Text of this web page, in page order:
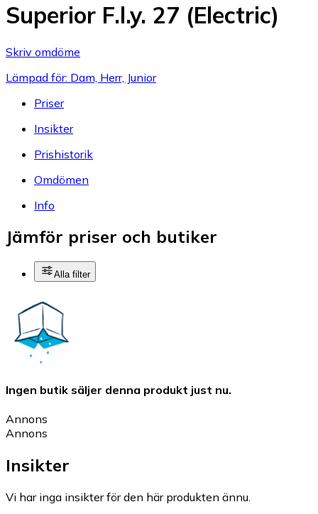
Superior F.l.y. 27 (Electric)
Skriv omdöme
Lämpad för: Dam, Herr, Junior
Priser
Insikter
Prishistorik
Omdömen
Info
Jämför priser och butiker
Alla filter
Ingen butik säljer denna produkt just nu.
Annons
Annons
Insikter
Vi har inga insikter för den här produkten ännu.